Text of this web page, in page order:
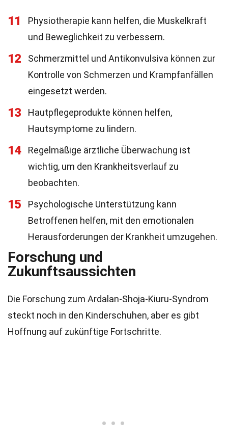
11
Physiotherapie kann helfen, die Muskelkraft
und Beweglichkeit zu verbessern.
12
Schmerzmittel und Antikonvulsiva können zur
Kontrolle von Schmerzen und Krampfanfällen
eingesetzt werden.
13
Hautpflegeprodukte können helfen,
Hautsymptome zu lindern.
14
Regelmäßige ärztliche Überwachung ist
wichtig, um den Krankheitsverlauf zu
beobachten.
15
Psychologische Unterstützung kann
Betroffenen helfen, mit den emotionalen
Herausforderungen der Krankheit umzugehen.
Forschung und
Zukunftsaussichten
Die Forschung zum Ardalan-Shoja-Kiuru-Syndrom
steckt noch in den Kinderschuhen, aber es gibt
Hoffnung auf zukünftige Fortschritte.